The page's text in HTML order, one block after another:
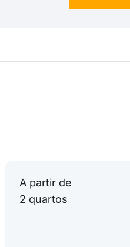
A partir de
2 quartos